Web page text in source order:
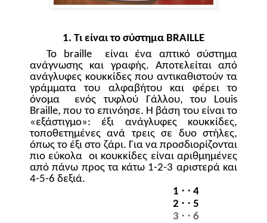
1. Τι είναι το σύστημα BRAILLE
Το braille
είναι ένα απτικό σύστημα
ανάγνωσης και γραφής. Αποτελείται από
ανάγλυφες κουκκίδες που αντικαθιστούν τα
γράμματα του αλφαβήτου και φέρει το
όνομα
ενός τυφλού Γάλλου, του Louis
Braille, που το επινόησε. Η βάση του είναι το
«εξάστιγμο»: έξι ανάγλυφες κουκκίδες,
τοποθετημένες ανά τρεις σε δυο στήλες,
όπως το έξι στο ζάρι. Για να προσδιορίζονται
πιο εύκολα οι κουκκίδες είναι αριθμημένες
από πάνω προς τα κάτω 1-2-3 αριστερά και
4-5-6 δεξιά.
1 · · 4
2 · · 5
3 · · 6